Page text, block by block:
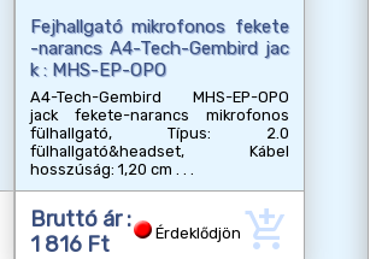
Fejhallgató mikrofonos fekete
-narancs A4-Tech-Gembird jac
k : MHS-EP-OPO
A4-Tech-Gembird MHS-EP-OPO
jack fekete-narancs mikrofonos
fülhallgató, Típus: 2.0
fülhallgató&headset, Kábel
hosszúság: 1,20 cm
Bruttó ár :
1 816 Ft
Érdeklődjön add_shopping_cart